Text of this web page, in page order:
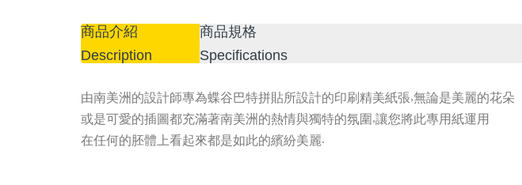
商品介紹
Description
商品規格
Specifications
由南美洲的設計師專為蝶谷巴特拼貼所設計的印刷精美紙張,無論是美麗的花朵
或是可愛的插圖都充滿著南美洲的熱情與獨特的氛圍 ,讓您將此專用紙運用
在任何的胚體上看起來都是如此的繽紛美麗.